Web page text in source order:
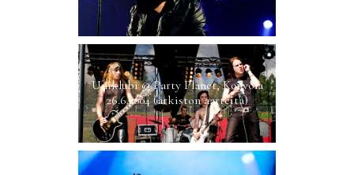
Uniklubi @ Party Planet, Kouvola
26.6.2004 (arkiston aarteita)